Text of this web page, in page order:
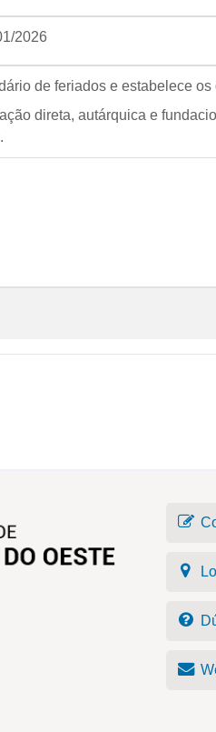
2026
de feriados e estabelece
direta, autárquica e